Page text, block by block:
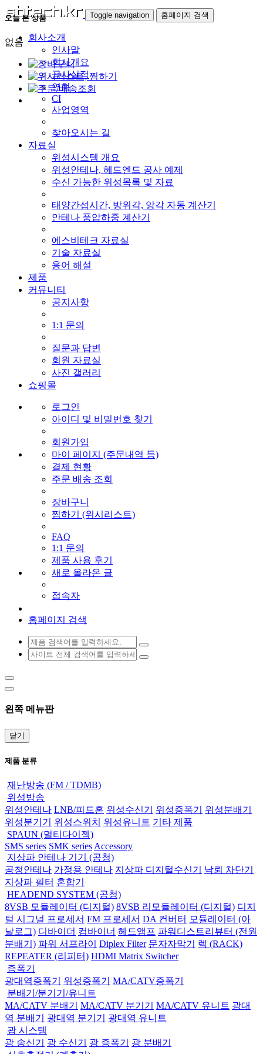
Toggle navigation 홈페이지 검색
회사소개
인사말
회사개요
공사실적
연혁
CI
사업영역
찾아오시는 길
자료실
위성시스템 개요
위성안테나, 헤드엔드 공사 예제
수신 가능한 위성목록 및 자료
태양간섭시간, 방위각, 앙각 자동 계산기
안테나 풍압하중 계산기
에스비테크 자료실
기술 자료실
용어 해설
제품
커뮤니티
공지사항
1:1 문의
질문과 답변
회원 자료실
사진 갤러리
쇼핑몰
로그인
아이디 및 비밀번호 찾기
회원가입
마이 페이지 (주문내역 등)
결제 현황
주문 배송 조회
장바구니
찜하기 (위시리스트)
FAQ
1:1 문의
제품 사용 후기
새로 올라온 글
접속자
홈페이지 검색
왼쪽 메뉴판
닫기
제품 분류
재난방송 (FM / TDMB)
위성방송
위성안테나 LNB/피드혼 위성수신기 위성증폭기
위성분배기
위성분기기
위성스위치 위성유니트 기타 제품
SPAUN (멀티다이젝)
SMS series SMK series Accessory
지상파 안테나 기기 (공청)
공청안테나 가정용 안테나 지상파 디지털수신기
낙뢰 차단기
지상파 필터 혼합기
HEADEND SYSTEM (공청)
8VSB 모듈레이터 (디지털) 8VSB 리모듈레이터 (디지털) 디지
털 시그널 프로세서 FM 프로세서 DA 컨버터 모듈레이터 (아
날로그) 디바이더 컴바이너 헤드앰프 파워디스트리뷰터 (전원
분배기) 파워 서프라이 Diplex Filter 문자자막기
렉 (RACK)
REPEATER (리피터) HDMI Matrix Switcher
증폭기
광대역증폭기
위성증폭기
MA/CATV증폭기
분배기/분기기/유니트
MA/CATV 분배기
MA/CATV 분기기 MA/CATV 유니트 광대
역 분배기
광대역 분기기
광대역 유니트
광 시스템
광 송신기
광 수신기 광 증폭기
광 분배기
오늘 본 상품
없음